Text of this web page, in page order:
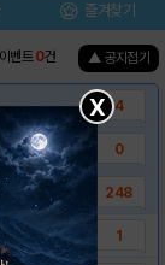
즐겨찾기
벤트0건 ▲ 공지접기
4
0
248
1
X